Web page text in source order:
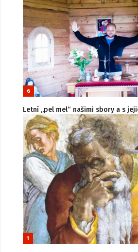
6
Letní „pel mel“ našimi sbory a s
1